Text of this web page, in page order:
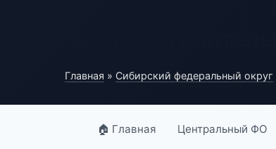
Главная » Сибирский федеральный округ
🏠 Главная Центральный ФО